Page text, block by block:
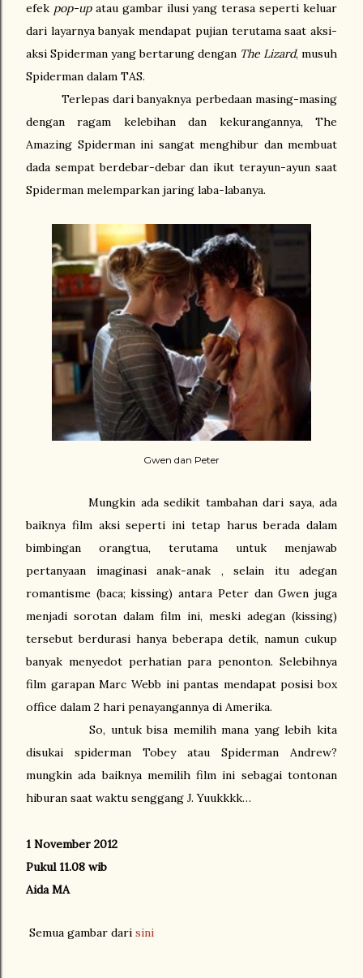
efek pop-upatau gambar ilusi yang terasa seperti keluar
dari layarnya banyak mendapat pujian terutama saat aksi-
aksi Spiderman yang bertarung dengan The Lizard, musuh
Spiderman dalam TAS.
Terlepas dari banyaknya perbedaan masing-masing
dengan ragam kelebihan dan kekurangannya, The
Amazing Spiderman ini sangat menghibur dan membuat
dada sempat berdebar-debar dan ikut terayun-ayun saat
Spiderman melemparkan jaring laba-labanya.
Gwen dan Peter
Mungkin ada sedikit tambahan dari saya, ada
baiknya film aksi seperti ini tetap harus berada dalam
bimbingan orangtua, terutama untuk menjawab
pertanyaan imaginasi anak-anak , selain itu adegan
romantisme (baca; kissing) antara Peter dan Gwen juga
menjadi sorotan dalam film ini, meski adegan (kissing)
tersebut berdurasi hanya beberapa detik, namun cukup
banyak menyedot perhatian para penonton. Selebihnya
film garapan Marc Webb ini pantas mendapat posisi box
office dalam 2 hari penayangannya di Amerika.
So, untuk bisa memilih mana yang lebih kita
disukai spiderman Tobey atau Spiderman Andrew?
mungkin ada baiknya memilih film ini sebagai tontonan
hiburan saat waktu senggang J. Yuukkkk…
1 November 2012
Pukul 11.08 wib
Aida MA
Semua gambar dari sini